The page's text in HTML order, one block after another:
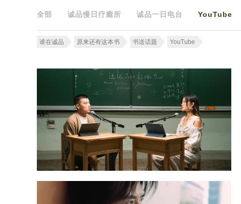
全部 诚品慢日疗癒所 诚品一日电台 YouTube
谁在诚品 原来还有这本书 书送话题 YouTube